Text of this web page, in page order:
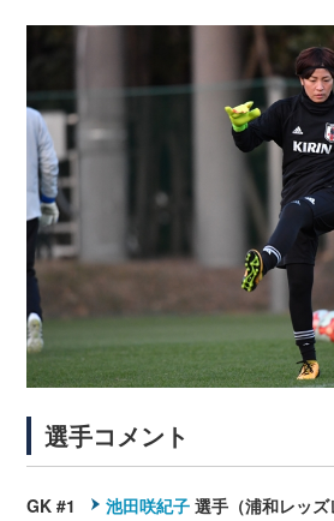
選手コメント
GK #1 池田咲紀子 選手（浦和レッズ